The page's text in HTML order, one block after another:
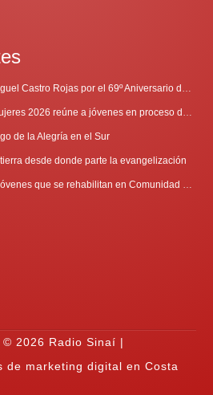
de la Alegría en el Sur
desde donde parte la evangelización
© 2026 Radio Sinaí |
de marketing digital en Costa